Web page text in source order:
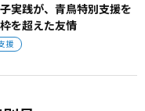
実践が、青鳥特別支援を
を超えた友情
援